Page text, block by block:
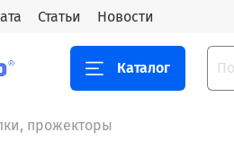
Статьи Новости
Каталог
прожекторы